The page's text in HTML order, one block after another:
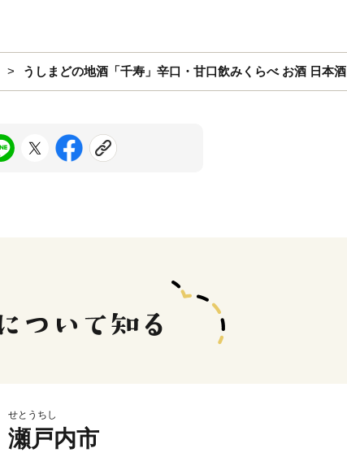
うしまどの地酒「千寿」辛口・甘口飲みくらべ お酒 日本酒
せとうちし
瀬戸内市